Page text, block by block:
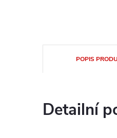
POPIS
Detailní